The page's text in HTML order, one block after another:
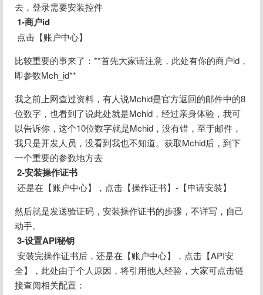
去，登录需要安装控件
1-商户id
点击【账户中心】
比较重要的事来了：**首先大家请注意，此处有你的商户id，
即参数Mch_id**
我之前上网查过资料，有人说Mchid是官方返回的邮件中的8
位数字，也看到了说此处就是Mchid，经过亲身体验，我可
以告诉你，这个10位数字就是Mchid，没有错，至于邮件，
我只是开发人员，没看到我也不知道。获取Mchid后，到下
一个重要的参数地方去
2-安装操作证书
还是在【账户中心】，点击【操作证书】-【申请安装】
然后就是发送验证码，安装操作证书的步骤，不详写，自己
动手。
3-设置API秘钥
全】，此处由于个人原因，将引用他人经验，大家可点击链
接查阅相关配置：